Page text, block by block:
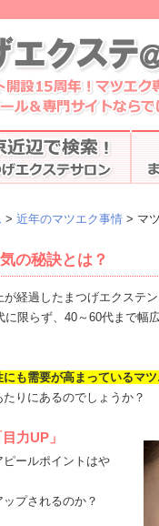
> 近年のマツエク事情 > マ
の秘訣とは？
経過したまつげエクステ
に限らず、40～60代まで幅
も需要が高まっているマ
りにあるのでしょうか？
力UP」
ールポイントはや
プされるのか？